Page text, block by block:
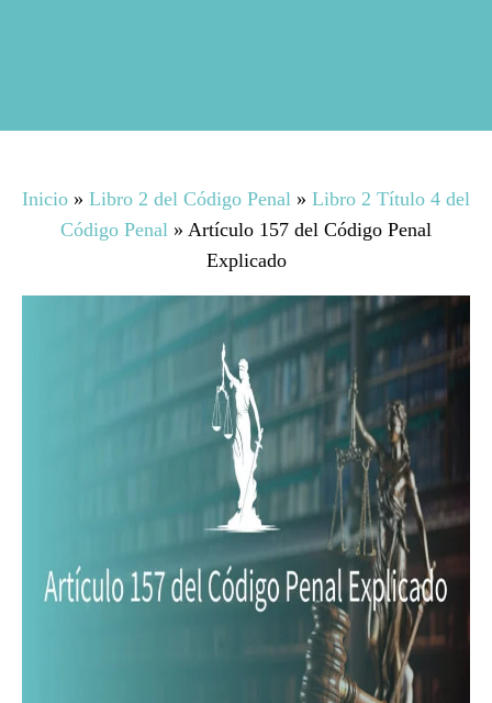
Inicio » Libro 2 del Código Penal » Libro 2 Título 4 del
Código Penal » Artículo 157 del Código Penal
Explicado